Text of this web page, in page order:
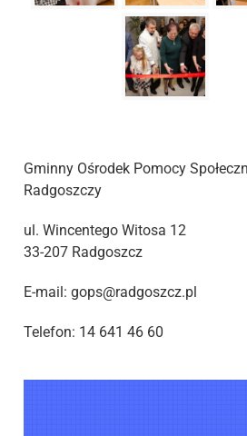
Gminny Ośrodek Pomocy
Radgoszczy
ul. Wincentego Witosa 12
33-207 Radgoszcz
E-mail: gops@radgoszcz.pl
Telefon: 14 641 46 60